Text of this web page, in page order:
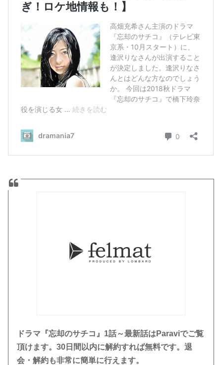
ドラマ『忘却のサチコ』1話～最新話はParaviでご覧
頂けます。30日間以内に解約すれば無料です。退
会・解約も非常に簡単に行えます。